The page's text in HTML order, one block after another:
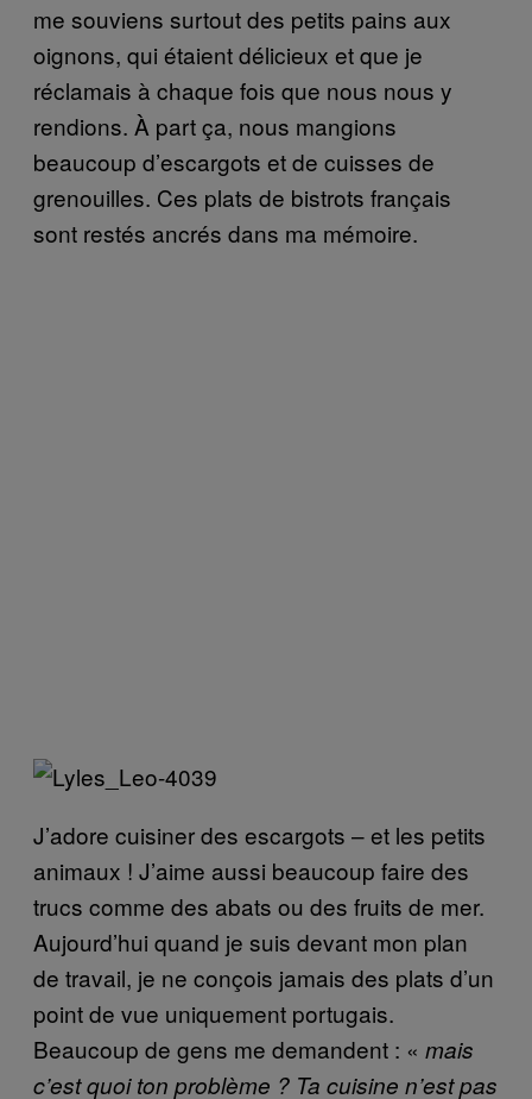
me souviens surtout des petits pains aux
oignons, qui étaient délicieux et que je
réclamais à chaque fois que nous nous y
rendions. À part ça, nous mangions
beaucoup d’escargots et de cuisses de
grenouilles. Ces plats de bistrots français
sont restés ancrés dans ma mémoire.
J’adore cuisiner des escargots – et les petits
animaux ! J’aime aussi beaucoup faire des
trucs comme des abats ou des fruits de mer.
Aujourd’hui quand je suis devant mon plan
de travail, je ne conçois jamais des plats d’un
point de vue uniquement portugais.
Beaucoup de gens me demandent : « mais
c’est quoi ton problème ? Ta cuisine n’est pas